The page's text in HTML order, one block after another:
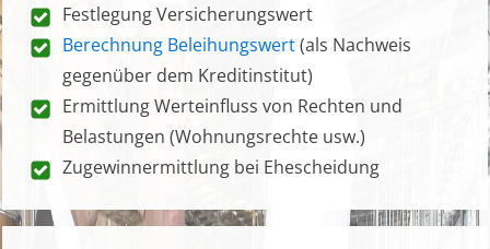
Festlegung Versicherungswert
Berechnung Beleihungswert(als Nachweis
gegenüber dem Kreditinstitut)
Ermittlung Werteinfluss von Rechten und
Belastungen (Wohnungsrechte usw.)
Zugewinnermittlung bei Ehescheidung